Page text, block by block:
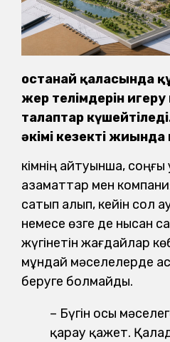
Қостанай қаласында
жер телімдерін
талаптар
әкімі кезекті жиында
Әкімнің айтуынша,
азаматтар мен
сатып алып, кейін сол
немесе өзге де нысан
жүгінетін жағдайлар
мұндай мәселелерде
беруге болмайды.
– Бүгін осы
қарау қажет.